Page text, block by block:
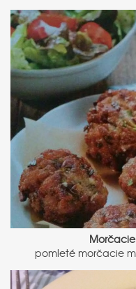
Morčacie
pomleté morčacie